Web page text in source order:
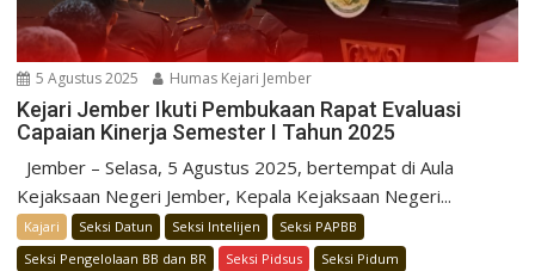
5 Agustus 2025 Humas Kejari Jember
Kejari Jember Ikuti Pembukaan Rapat Evaluasi
Capaian Kinerja Semester I Tahun 2025
Jember – Selasa, 5 Agustus 2025, bertempat di Aula
Kejaksaan Negeri Jember, Kepala Kejaksaan Negeri...
Kajari Seksi Datun Seksi Intelijen
Seksi PAPBB
Seksi Pengelolaan BB dan BR
Seksi Pidsus Seksi Pidum